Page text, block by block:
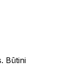
Būtini